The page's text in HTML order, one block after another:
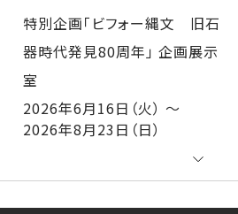
特別企画「ビフォー縄文 旧石器時代発見80周年」 企画展示室
2026年6月16日（火） ～
2026年8月23日（日）